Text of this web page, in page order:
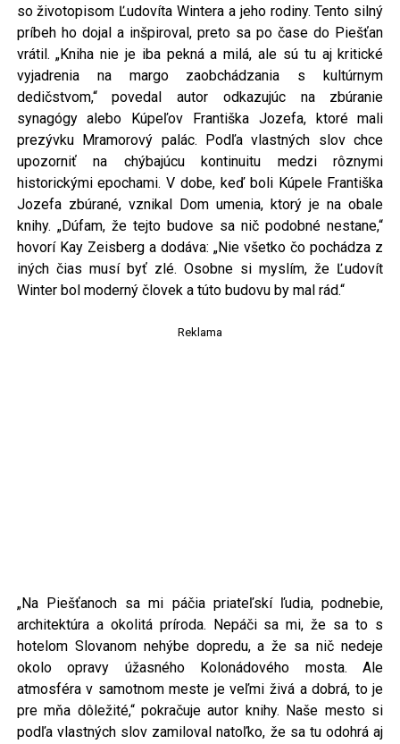
so životopisom Ľudovíta Wintera a jeho rodiny. Tento silný
príbeh ho dojal a inšpiroval, preto sa po čase do Piešťan
vrátil. „Kniha nie je iba pekná a milá, ale sú tu aj kritické
vyjadrenia na margo zaobchádzania s kultúrnym
dedičstvom,“ povedal autor odkazujúc na zbúranie
synagógy alebo Kúpeľov Františka Jozefa, ktoré mali
prezývku Mramorový palác. Podľa vlastných slov chce
upozorniť na chýbajúcu kontinuitu medzi rôznymi
historickými epochami. V dobe, keď boli Kúpele Františka
Jozefa zbúrané, vznikal Dom umenia, ktorý je na obale
knihy. „Dúfam, že tejto budove sa nič podobné nestane,“
hovorí Kay Zeisberg a dodáva: „Nie všetko čo pochádza z
iných čias musí byť zlé. Osobne si myslím, že Ľudovít
Winter bol moderný človek a túto budovu by mal rád.“
Reklama
„Na Piešťanoch sa mi páčia priateľskí ľudia, podnebie,
architektúra a okolitá príroda. Nepáči sa mi, že sa to s
hotelom Slovanom nehýbe dopredu, a že sa nič nedeje
okolo opravy úžasného Kolonádového mosta. Ale
atmosféra v samotnom meste je veľmi živá a dobrá, to je
pre mňa dôležité,“ pokračuje autor knihy. Naše mesto si
podľa vlastných slov zamiloval natoľko, že sa tu odohrá aj